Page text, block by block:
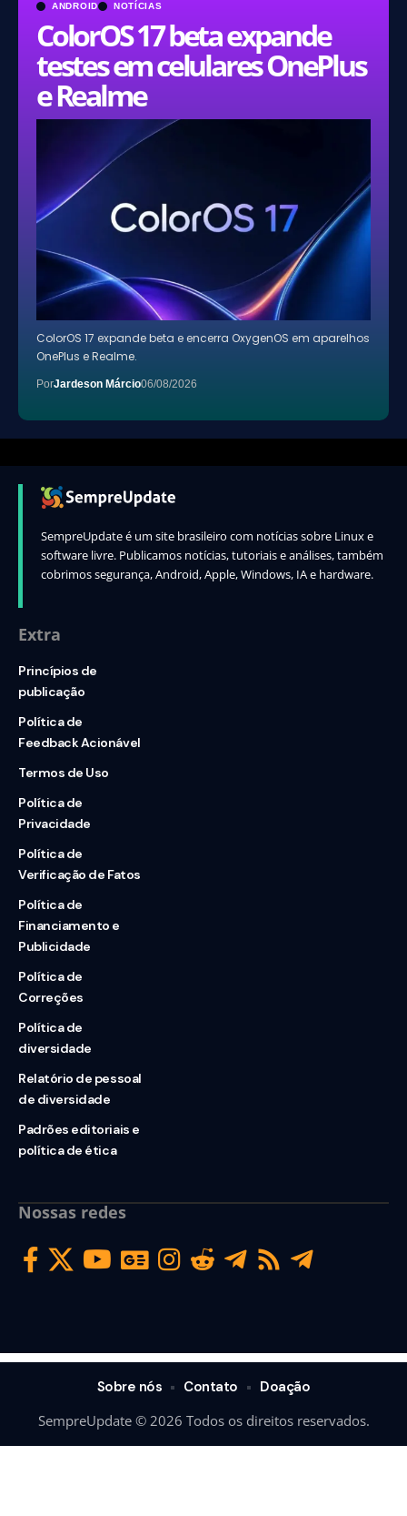
ANDROID NOTÍCIAS
ColorOS 17 beta expande
testes em celulares OnePlus
e Realme
ColorOS 17 expande beta e encerra OxygenOS em aparelhos
OnePlus e Realme.
PorJardeson Márcio06/08/2026
SempreUpdate é um site brasileiro com notícias sobre Linux e
software livre. Publicamos notícias, tutoriais e análises, também
cobrimos segurança, Android, Apple, Windows, IA e hardware.
Extra
Princípios de
publicação
Política de
Feedback Acionável
Termos de Uso
Política de
Privacidade
Política de
Verificação de Fatos
Política de
Financiamento e
Publicidade
Política de
Correções
Política de
diversidade
Relatório de pessoal
de diversidade
Padrões editoriais e
política de ética
Nossas redes
SempreUpdate © 2026 Todos os direitos reservados.
Sobre nós Contato Doação